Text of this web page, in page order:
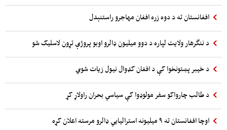
افغانستان ته د دوه زره افغان مهاجرو راستنېدل
د ننگرهار ولایت لپاره د دوو میلیون ډالرو اوبو پروژې تړون لاسلیک شو
د خیبر پښتونخوا کې د افغان کډوال نیول زیات شوي
د طالب چارواکو سفر مولوډوا کې سیاسي بحران راولاړ کړ
اوچا افغانستان ته ۹ میلیونه استرالیایي ډالرو مرسته اعلان کړه